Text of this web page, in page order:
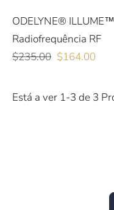
ODELYNE®
Radiofrequência RF
Preço
$235.00 Preço
saldo
$164.00
Está a ver 1-3 de 3